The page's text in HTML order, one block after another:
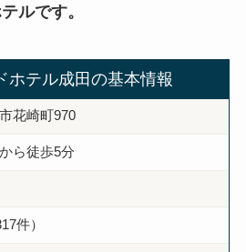
ルです。
ホテル成田の基本情報
花崎町970
ら徒歩5分
件）